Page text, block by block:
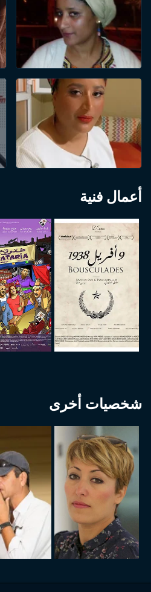
أعمال فنية
شخصيات أخرى